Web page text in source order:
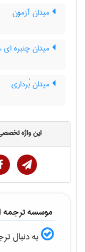
میدان آزمون
میدان چنبره
میدان بُرداری
این واژه
موسسه ترجمه
به دنبال